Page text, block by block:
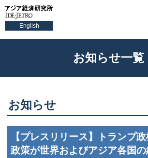
English
お知らせ一覧
お知らせ
【プレスリリース】トランプ
政策が世界およびアジア各国